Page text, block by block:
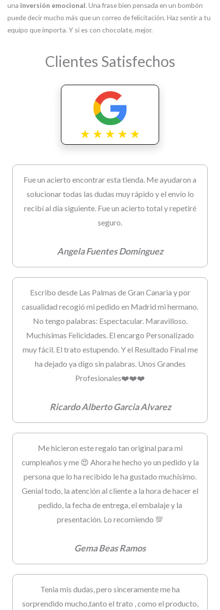
una inversión emocional. Una frase bien pensada en un bombón
puede decir mucho más que un correo de felicitación. Haz sentir a tu
equipo que importa. Y si es con chocolate, mejor.
Clientes Satisfechos
Fue un acierto encontrar esta tienda. Me ayudaron a
solucionar todas las dudas muy rápido y el envío lo
recibí al día siguiente. Fue un acierto total y repetiré
seguro.
Angela Fuentes Dominguez
Escribo desde Las Palmas de Gran Canaria y por
casualidad recogió mi pedido en Madrid mi hermano.
No tengo palabras: Espectacular. Maravilloso.
Muchísimas Felicidades. El encargo Personalizado
muy fácil. El trato estupendo. Y el Resultado Final me
ha dejado ya digo sin palabras. Unos Grandes
Profesionales❤️❤️❤️
Ricardo Alberto Garcia Alvarez
Me hicieron este regalo tan original para mi
cumpleaños y me 😍 Ahora he hecho yo un pedido y la
persona que lo ha recibido le ha gustado muchísimo.
Genial todo, la atención al cliente a la hora de hacer el
pedido, la fecha de entrega, el embalaje y la
presentación. Lo recomiendo 💯
Gema Beas Ramos
Tenia mis dudas, pero sinceramente me ha
sorprendido mucho,tanto el trato , como el producto,